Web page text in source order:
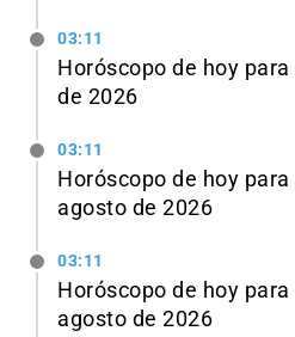
03:11
Horóscopo de hoy
de 2026
03:11
Horóscopo de hoy
agosto de 2026
03:11
Horóscopo de hoy
agosto de 2026